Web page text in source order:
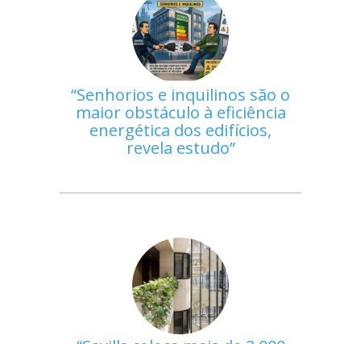
Senhorios e inquilinos são o
maior obstáculo à eficiência
energética dos edifícios,
revela estudo